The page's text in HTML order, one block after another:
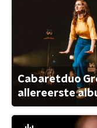
Cabaretduo
allereerste